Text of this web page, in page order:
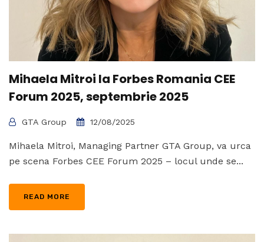
Mihaela Mitroi la Forbes Romania CEE
Forum 2025, septembrie 2025
GTA Group 12/08/2025
Mihaela Mitroi, Managing Partner GTA Group, va urca
pe scena Forbes CEE Forum 2025 – locul unde se...
READ MORE